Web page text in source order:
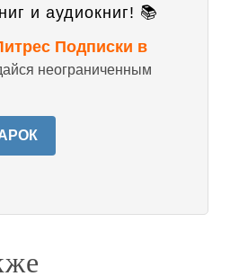
и аудиокниг! 📚
Подписки в
неограниченным